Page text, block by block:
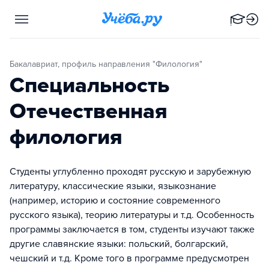
Бакалавриат, профиль направления "Филология"
Специальность
Отечественная
филология
Студенты углубленно проходят русскую и зарубежную
литературу, классические языки, языкознание
(например, историю и состояние современного
русского языка), теорию литературы и т.д. Особенность
программы заключается в том, студенты изучают также
другие славянские языки: польский, болгарский,
чешский и т.д. Кроме того в программе предусмотрен